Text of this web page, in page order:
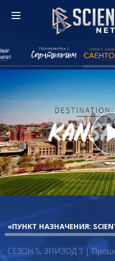
«ПУНКТ НАЗНАЧЕНИЯ:
СЕЗОН 5, ЭПИЗОД 3 |